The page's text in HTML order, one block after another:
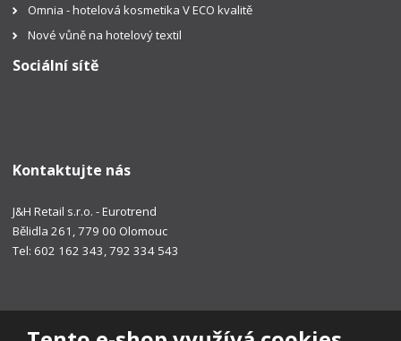
Omnia - hotelová kosmetika V ECO kvalitě
Nové vůně na hotelový textil
Sociální sítě
Kontaktujte nás
J&H Retail s.r.o. - Eurotrend
Bělidla 261, 779 00 Olomouc
Tel: 602 162 343, 792 334 543